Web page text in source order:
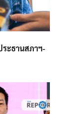
ระธานสภาฯ-